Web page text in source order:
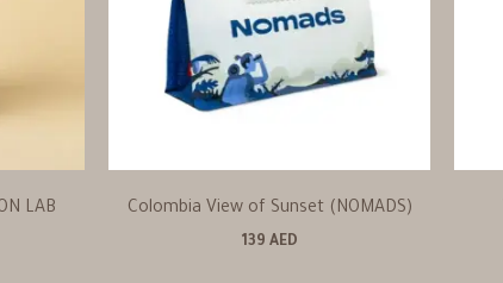
Colombia View of Sunset (NOMADS)
139 AED
LAB